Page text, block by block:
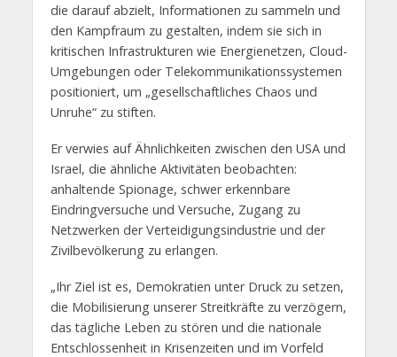
die darauf abzielt, Informationen zu sammeln und
den Kampfraum zu gestalten, indem sie sich in
kritischen Infrastrukturen wie Energienetzen, Cloud-
Umgebungen oder Telekommunikationssystemen
positioniert, um „gesellschaftliches Chaos und
Unruhe“ zu stiften.
Er verwies auf Ähnlichkeiten zwischen den USA und
Israel, die ähnliche Aktivitäten beobachten:
anhaltende Spionage, schwer erkennbare
Eindringversuche und Versuche, Zugang zu
Netzwerken der Verteidigungsindustrie und der
Zivilbevölkerung zu erlangen.
„Ihr Ziel ist es, Demokratien unter Druck zu setzen,
die Mobilisierung unserer Streitkräfte zu verzögern,
das tägliche Leben zu stören und die nationale
Entschlossenheit in Krisenzeiten und im Vorfeld